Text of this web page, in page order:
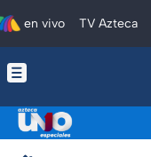
en vivo TV Azteca